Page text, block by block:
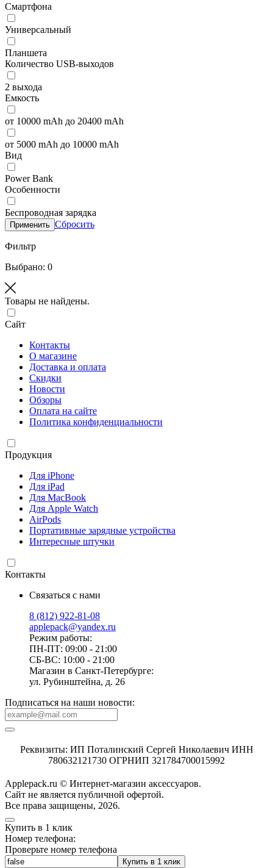
Смартфона
Универсальный
Планшета
Количество USB-выходов
2 выхода
Емкость
от 10000 mAh до 20400 mAh
от 5000 mAh до 10000 mAh
Вид
Power Bank
Особенности
Беспроводная зарядка
Применить Сбросить
Фильтр
Выбрано: 0
Товары не найдены.
Сайт
Контакты
О магазине
Доставка и оплата
Скидки
Новости
Обзоры
Оплата на сайте
Политика конфиденциальности
Продукция
Для iPhone
Для iPad
Для MacBook
Для Apple Watch
AirPods
Портативные зарядные устройства
Интересные штучки
Контакты
Связаться с нами
8 (812) 922-81-08
applepack@yandex.ru
Режим работы:
ПН-ПТ: 09:00 - 21:00
СБ-ВС: 10:00 - 21:00
Магазин в Санкт-Петербурге:
ул. Рубинштейна, д. 26
Подписаться на наши новости:
Реквизиты: ИП Поталинский Сергей Николаевич ИНН
780632121730 ОГРНИП 321784700015992
Applepack.ru © Интернет-магазин аксессуаров.
Cайт не является публичной офертой.
Все права защищены, 2026.
Купить в 1 клик
Номер телефона:
Проверьте номер телефона
Купить в 1 клик